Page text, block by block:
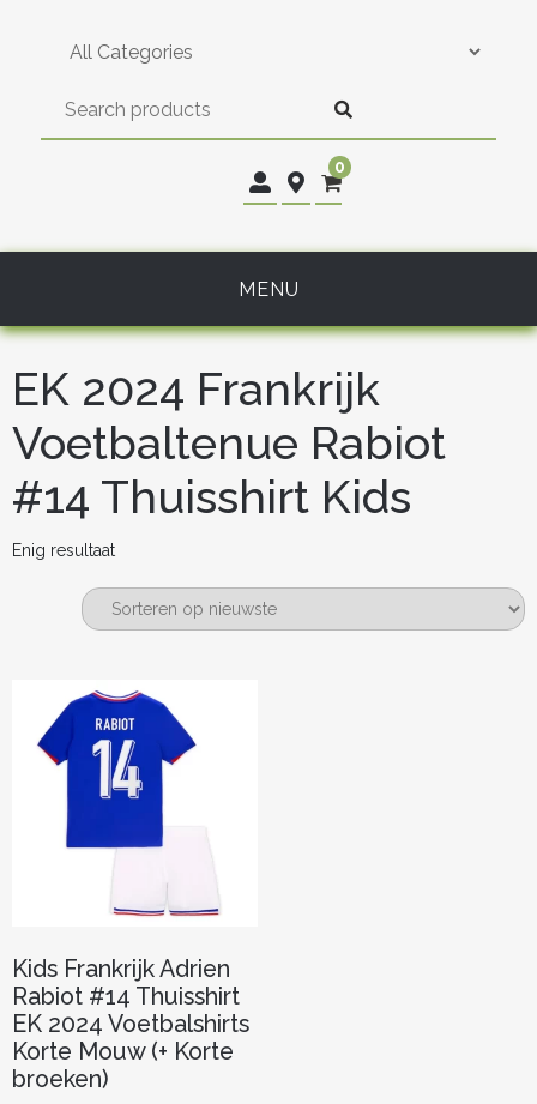
0
MENU
EK 2024 Frankrijk
Voetbaltenue Rabiot
#14 Thuisshirt Kids
Enig resultaat
Kids Frankrijk Adrien
Rabiot #14 Thuisshirt
EK 2024 Voetbalshirts
Korte Mouw (+ Korte
broeken)